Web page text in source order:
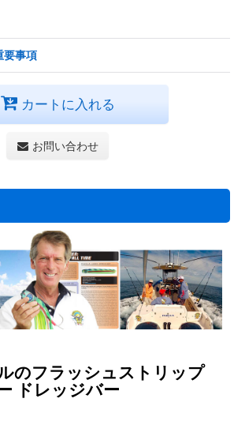
要事項
カートに入れる
お問い合わせ
のフラッシュストリップ
ドレッジバー